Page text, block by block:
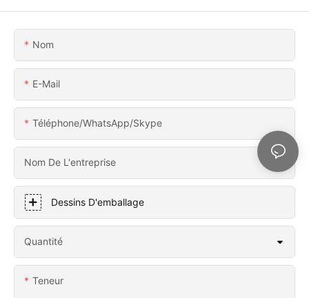
Nom
E-Mail
Téléphone/WhatsApp/Skype
Nom De L'entreprise
Dessins D'emballage
Quantité
Teneur